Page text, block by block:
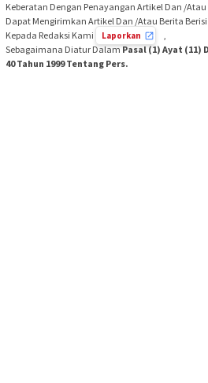
Keberatan Dengan Penayangan Artikel Dan /
Dapat Mengirimkan Artikel Dan /Atau Berita
Kepada Redaksi Kami
Laporkan
,
Sebagaimana Diatur DalamPasal (1) Ayat (11)
40 Tahun 1999 Tentang Pers.